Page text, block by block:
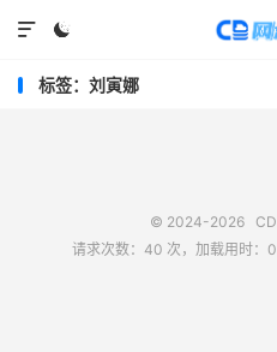


标签：刘寅娜
© 2024-2026
请求次数：40 次，加载用时：